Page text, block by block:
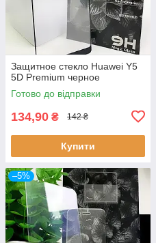
Защитное стекло Huawei Y5
5D Premium черное
Готово до відправки
134,90 ₴ 142 ₴
Купити
–5%